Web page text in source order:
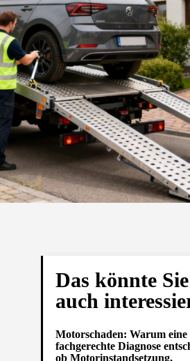
Das könnte Sie
auch
Motorschaden: Warum eine
fachgerechte Diagnose
ob Motorinstandsetzung,